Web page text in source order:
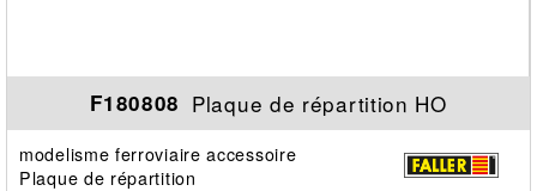
F180808 Plaque de répartition HO
modelisme ferroviaire accessoire
Plaque de répartition